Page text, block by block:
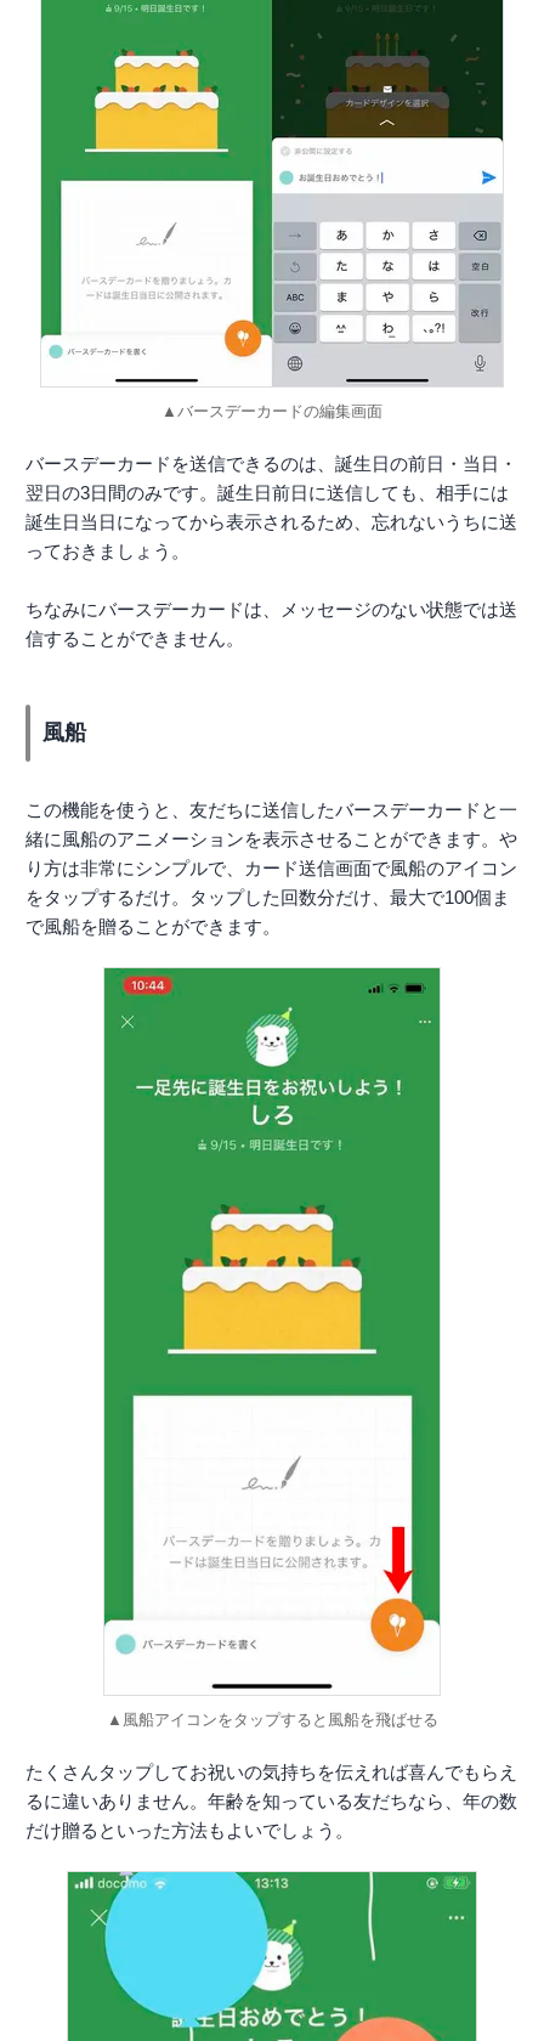
▲バースデーカードの編集画面
バースデーカードを送信できるのは、誕生日の前日・当日・
翌日の3日間のみです。誕生日前日に送信しても、相手には
誕生日当日になってから表示されるため、忘れないうちに送
っておきましょう。
ちなみにバースデーカードは、メッセージのない状態では送
信することができません。
風船
この機能を使うと、友だちに送信したバースデーカードと一
緒に風船のアニメーションを表示させることができます。や
り方は非常にシンプルで、カード送信画面で風船のアイコン
をタップするだけ。タップした回数分だけ、最大で100個ま
で風船を贈ることができます。
▲風船アイコンをタップすると風船を飛ばせる
たくさんタップしてお祝いの気持ちを伝えれば喜んでもらえ
るに違いありません。年齢を知っている友だちなら、年の数
だけ贈るといった方法もよいでしょう。